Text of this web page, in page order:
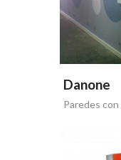
Danone
Paredes